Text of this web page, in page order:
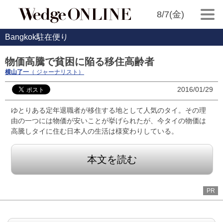
8/7(金)
Bangkok駐在便り
物価高騰で貧困に陥る移住高齢者
横山了一 （ ジャーナリスト）
2016/01/29
ゆとりある定年退職者が移住する地として人気のタイ。その理
由の一つには物価が安いことが挙げられたが、今タイの物価は
高騰しタイに住む日本人の生活は様変わりしている。
本文を読む
PR